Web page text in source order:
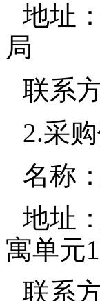
地址
局
联系
2.采
名称
地址
寓单元
联系